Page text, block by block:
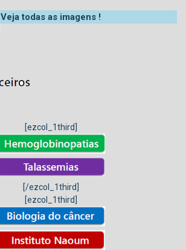
Veja todas as imagens !
[ezcol_1third]
[/ezcol_1third]
[ezcol_1third]